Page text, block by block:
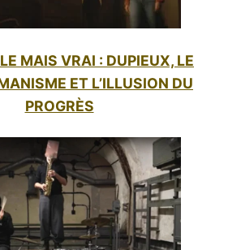
MAIS VRAI : DUPIEUX, LE
ET L’ILLUSION DU
PROGRÈS